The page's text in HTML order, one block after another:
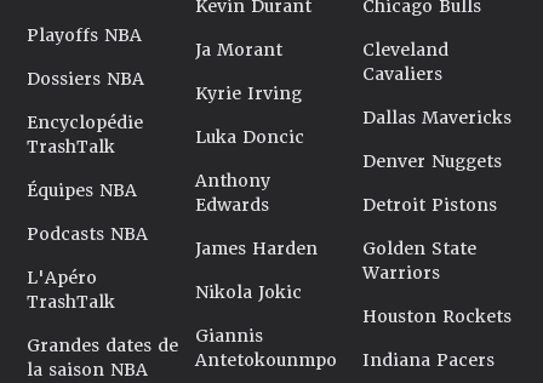
Playoffs NBA
Dossiers NBA
Encyclopédie
TrashTalk
Équipes NBA
Podcasts NBA
L'Apéro
TrashTalk
Grandes dates de
la saison NBA
Kevin Durant
Ja Morant
Kyrie Irving
Luka Doncic
Anthony
Edwards
James Harden
Nikola Jokic
Giannis
Antetokounmpo
Chicago Bulls
Cleveland
Cavaliers
Dallas Mavericks
Denver Nuggets
Detroit Pistons
Golden State
Warriors
Houston Rockets
Indiana Pacers